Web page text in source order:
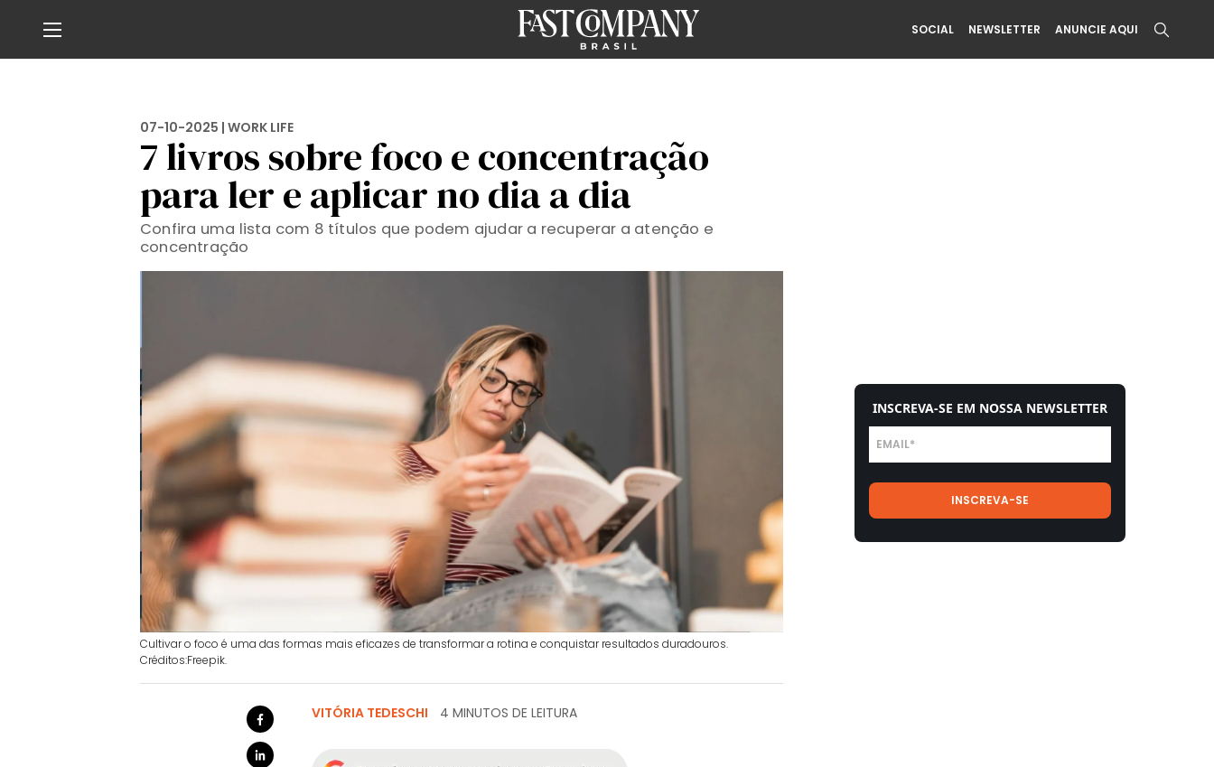
SOCIAL NEWSLETTER ANUNCIE AQUI
07-10-2025 | WORK LIFE
7 livros sobre foco e concentração
para ler e aplicar no dia a dia
Confira uma lista com 8 títulos que podem ajudar a recuperar a atenção e
concentração
Cultivar o foco é uma das formas mais eficazes de transformar a rotina e conquistar resultados duradouros.
Créditos:Freepik.
VITÓRIA TEDESCHI 4 MINUTOS DE LEITURA
INSCREVA-SE EM NOSSA NEWSLETTER